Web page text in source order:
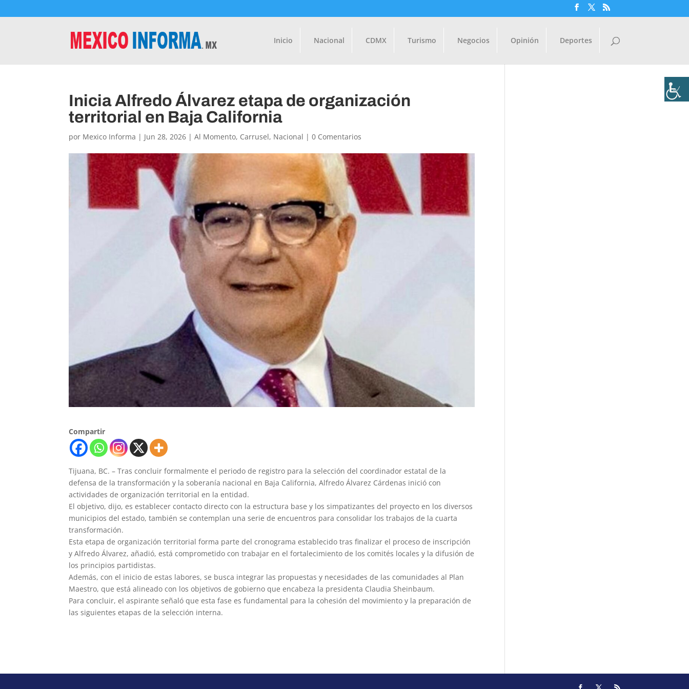
Inicio Nacional CDMX Turismo Negocios Opinión Deportes
Inicia Alfredo Álvarez etapa de organización
territorial en Baja California
por Mexico Informa | Jun 28, 2026 |Al Momento, Carrusel, Nacional |0 Comentarios
Compartir
Tijuana, BC. – Tras concluir formalmente el periodo de registro para la selección del coordinador estatal de la
defensa de la transformación y la soberanía nacional en Baja California, Alfredo Álvarez Cárdenas inició con
actividades de organización territorial en la entidad.
El objetivo, dijo, es establecer contacto directo con la estructura base y los simpatizantes del proyecto en los diversos
municipios del estado, también se contemplan una serie de encuentros para consolidar los trabajos de la cuarta
transformación.
Esta etapa de organización territorial forma parte del cronograma establecido tras finalizar el proceso de inscripción
y Alfredo Álvarez, añadió, está comprometido con trabajar en el fortalecimiento de los comités locales y la difusión de
los principios partidistas.
Además, con el inicio de estas labores, se busca integrar las propuestas y necesidades de las comunidades al Plan
Maestro, que está alineado con los objetivos de gobierno que encabeza la presidenta Claudia Sheinbaum.
Para concluir, el aspirante señaló que esta fase es fundamental para la cohesión del movimiento y la preparación de
las siguientes etapas de la selección interna.